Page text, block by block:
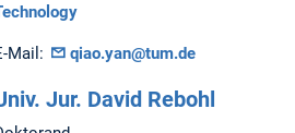
Mail: qiao.yan@tum.de
Jur. David Rebohl